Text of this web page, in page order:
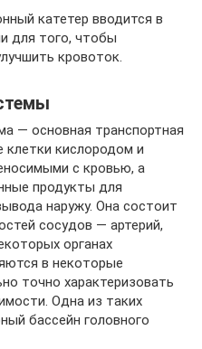
катетер вводится в
для того, чтобы
кровоток.
— основная транспортная
кислородом и
с кровью, а
продукты для
наружу. Она состоит
сосудов — артерий,
органах
в некоторые
точно характеризовать
Одна из таких
бассейн головного